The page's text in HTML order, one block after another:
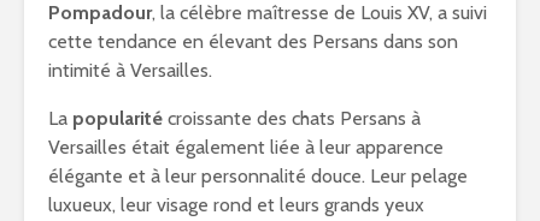
Pompadour, la célèbre maîtresse de Louis XV, a suivi
cette tendance en élevant des Persans dans son
intimité à Versailles.
La popularité croissante des chats Persans à
Versailles était également liée à leur apparence
élégante et à leur personnalité douce. Leur pelage
luxueux, leur visage rond et leurs grands yeux